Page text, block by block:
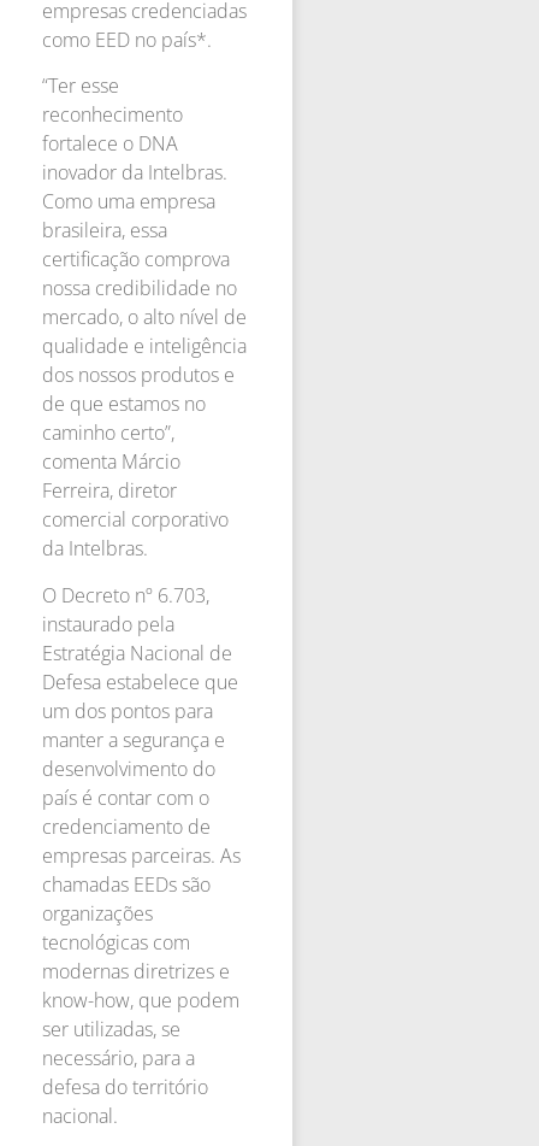
empresas credenciadas
como EED no país*.
“Ter esse
reconhecimento
fortalece o DNA
inovador da Intelbras.
Como uma empresa
brasileira, essa
certificação comprova
nossa credibilidade no
mercado, o alto nível de
qualidade e inteligência
dos nossos produtos e
de que estamos no
caminho certo”,
comenta Márcio
Ferreira, diretor
comercial corporativo
da Intelbras.
O Decreto nº 6.703,
instaurado pela
Estratégia Nacional de
Defesa estabelece que
um dos pontos para
manter a segurança e
desenvolvimento do
país é contar com o
credenciamento de
empresas parceiras. As
chamadas EEDs são
organizações
tecnológicas com
modernas diretrizes e
know-how, que podem
ser utilizadas, se
necessário, para a
defesa do território
nacional.